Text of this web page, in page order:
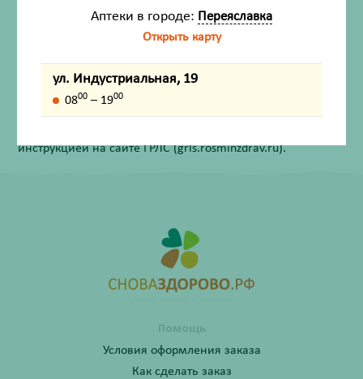
Внешний вид товара, упаковки, может отличаться от
Имеются противопоказания. Перед применением
инструкцией на сайте ГРЛС (grls.rosminzdrav.ru).
Помощь
Условия оформления заказа
Как сделать заказ
Аптеки в городе: Переяславка
Открыть карту
ул. Индустриальная, 19
0800 – 1900